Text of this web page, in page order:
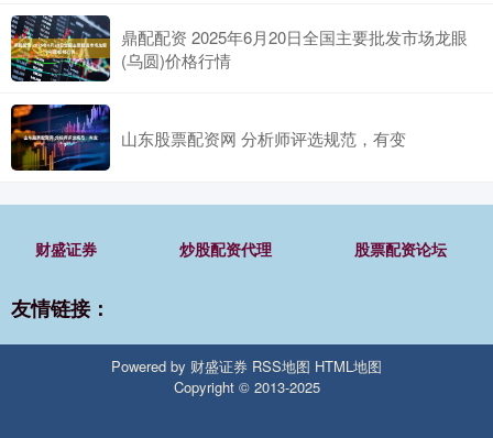
鼎配配资 2025年6月20日全国主要批发市场龙眼
(乌圆)价格行情
山东股票配资网 分析师评选规范，有变
财盛证券 炒股配资代理 股票配资论坛
友情链接：
Powered by 财盛证券 RSS地图 HTML地图
Copyright © 2013-2025